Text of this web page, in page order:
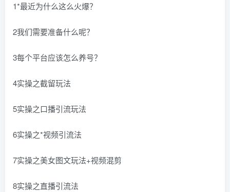
1*最近为什么这么火爆？
2我们需要准备什么呢？
3每个平台应该怎么养号？
4实操之截留玩法
5实操之口播引流玩法
6实操之*视频引流法
7实操之美女图文玩法+视频混剪
8实操之直播引流法